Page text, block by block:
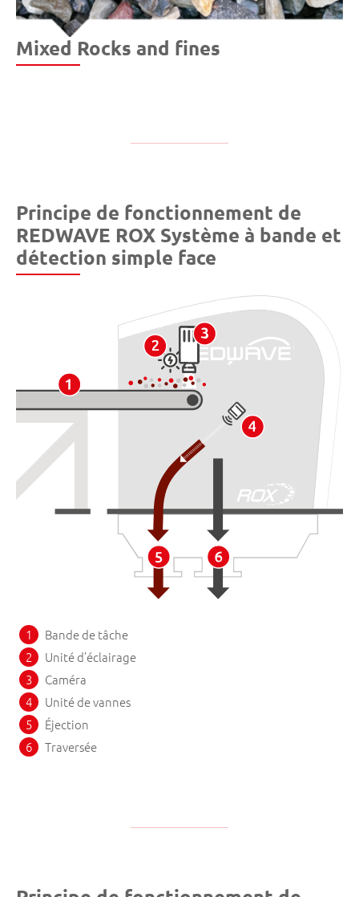
Mixed Rocks and fines
Principe de fonctionnement de
REDWAVE ROX Système à bande et
détection simple face
Bande de tâche
Unité d’éclairage
Caméra
Unité de vannes
Éjection
Traversée